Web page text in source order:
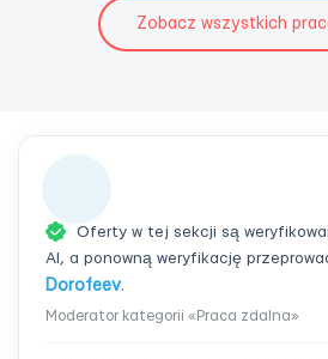
Zobacz wszystkich
Oferty w tej sekcji są
AI, a ponowną weryfikację
Dorofeev.
Moderator kategorii «Praca zdalna»